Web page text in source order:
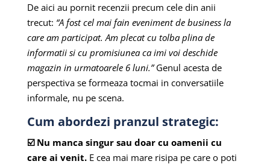
De aici au pornit recenzii precum cele din anii
trecut: “A fost cel mai fain eveniment de business la
care am participat. Am plecat cu tolba plina de
informatii si cu promisiunea ca imi voi deschide
magazin in urmatoarele 6 luni.”Genul acesta de
perspectiva se formeaza tocmai in conversatiile
informale, nu pe scena.
Cum abordezi pranzul strategic:
☑️ Nu manca singur sau doar cu oamenii cu
care ai venit.E cea mai mare risipa pe care o poti